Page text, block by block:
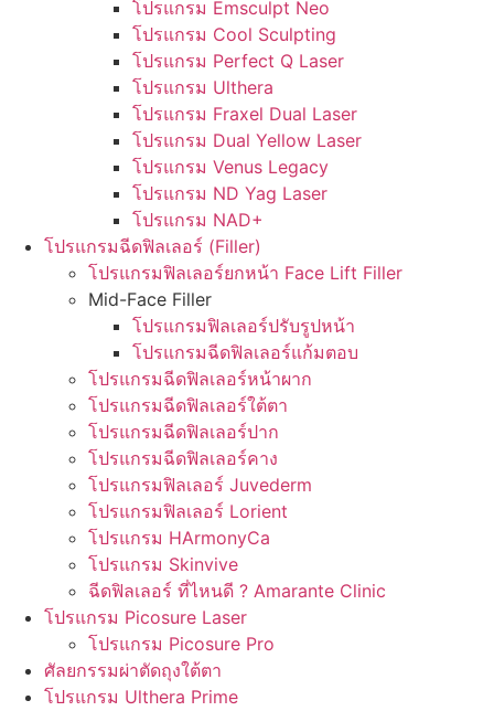
โปรแกรม Emsculpt Neo
โปรแกรม Cool Sculpting
โปรแกรม Perfect Q Laser
โปรแกรม Ulthera
โปรแกรม Fraxel Dual Laser
โปรแกรม Dual Yellow Laser
โปรแกรม Venus Legacy
โปรแกรม ND Yag Laser
โปรแกรม NAD+
โปรแกรมฉีดฟิลเลอร์ (Filler)
โปรแกรมฟิลเลอร์ยกหน้า Face Lift Filler
Mid-Face Filler
โปรแกรมฟิลเลอร์ปรับรูปหน้า
โปรแกรมฉีดฟิลเลอร์แก้มตอบ
โปรแกรมฉีดฟิลเลอร์หน้าผาก
โปรแกรมฉีดฟิลเลอร์ใต้ตา
โปรแกรมฉีดฟิลเลอร์ปาก
โปรแกรมฉีดฟิลเลอร์คาง
โปรแกรมฟิลเลอร์ Juvederm
โปรแกรมฟิลเลอร์ Lorient
โปรแกรม HArmonyCa
โปรแกรม Skinvive
ฉีดฟิลเลอร์ ที่ไหนดี ? Amarante Clinic
โปรแกรม Picosure Laser
โปรแกรม Picosure Pro
ศัลยกรรมผ่าตัดถุงใต้ตา
โปรแกรม Ulthera Prime